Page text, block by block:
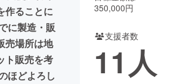
作ることに
に製造・販
売場所は地
ト販売を考
ほどよろし
350,000円
支援者数
11 人